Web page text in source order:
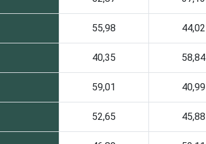
55,98 44,02
40,35 58,84
59,01 40,99
52,65 45,88